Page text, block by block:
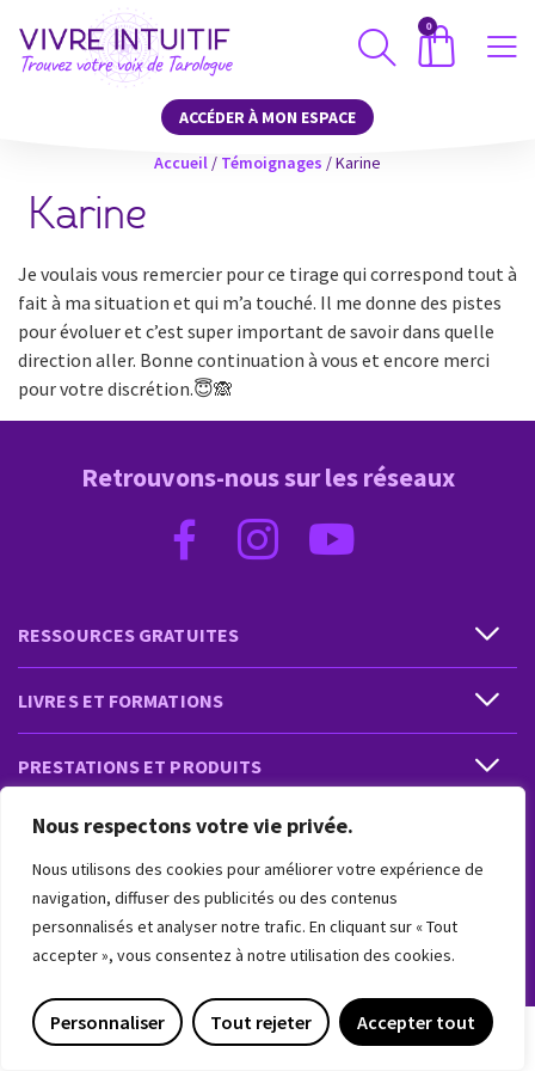
Nous respectons votre vie privée.
Nous utilisons des cookies pour améliorer votre expérience de
navigation, diffuser des publicités ou des contenus
personnalisés et analyser notre trafic. En cliquant sur « Tout
accepter », vous consentez à notre utilisation des cookies.
Personnaliser Tout rejeter Accepter tout
0
ACCÉDER À MON ESPACE
Accueil / Témoignages /Karine
Karine
Je voulais vous remercier pour ce tirage qui correspond tout à
fait à ma situation et qui m’a touché. Il me donne des pistes
pour évoluer et c’est super important de savoir dans quelle
direction aller. Bonne continuation à vous et encore merci
pour votre discrétion.😇🙈
RESSOURCES GRATUITES
LIVRES ET FORMATIONS
PRESTATIONS ET PRODUITS
VIVRE INTUITIF
Retrouvons-nous sur les réseaux
VIVRE INTUITIF
Copyright 2018-2026 © Vivre Intuitif. Tous droits réservés